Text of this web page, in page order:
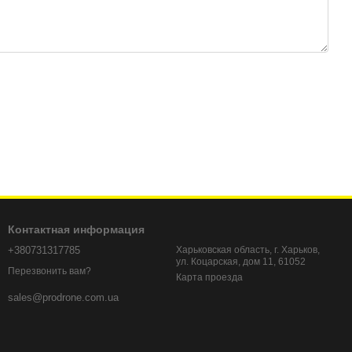
Контактная информация
+380731317785
Перезвонить вам?
sales@prodrone.com.ua
Харьковская область, г. Харьков,
ул. Коцарская, дом 11, 61052
Карта проезда